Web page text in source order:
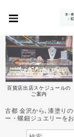
百貨店出店スケジュールの
ご案内
古都 金沢から､漆塗り
ー・螺鈿ジュエリーを